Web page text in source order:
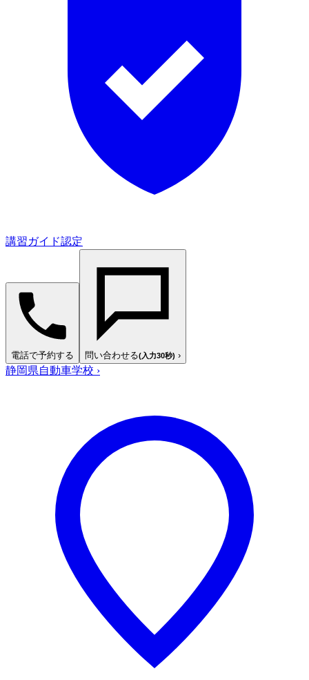
講習ガイド認定
電話で予約する 問い合わせる(入力30秒) ›
静岡県自動車学校 ›